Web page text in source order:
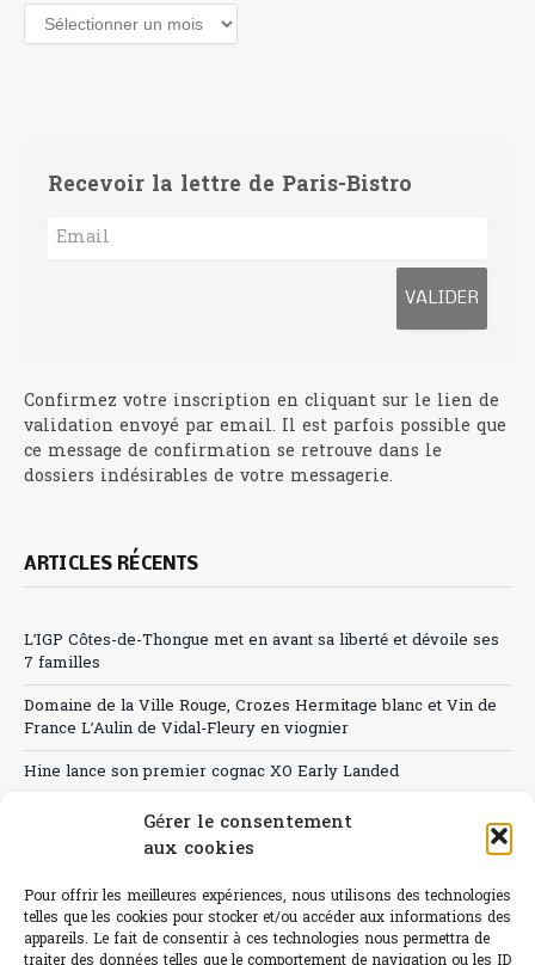
Gérer le consentement
aux cookies
Pour offrir les meilleures expériences, nous utilisons des technologies
telles que les cookies pour stocker et/ou accéder aux informations des
appareils. Le fait de consentir à ces technologies nous permettra de
Archives
Recevoir la lettre de Paris-Bistro
Confirmez votre inscription en cliquant sur le lien de
validation envoyé par email. Il est parfois possible que
ce message de confirmation se retrouve dans le
dossiers indésirables de votre messagerie.
ARTICLES RÉCENTS
L’IGP Côtes-de-Thongue met en avant sa liberté et dévoile ses
7 familles
Domaine de la Ville Rouge, Crozes Hermitage blanc et Vin de
France L’Aulin de Vidal-Fleury en viognier
Hine lance son premier cognac XO Early Landed
Canicule : A quand le CHR à « l’heure espagnole » ?
Sélection de rosés 2026